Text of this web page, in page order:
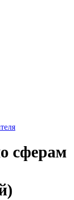
сферам